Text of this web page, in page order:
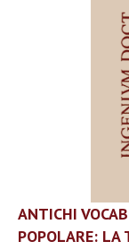
Vai
all'inizio
della
ANTICHI
POPOLARE: LA